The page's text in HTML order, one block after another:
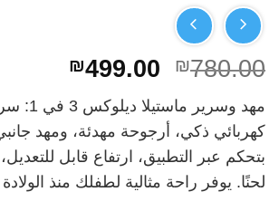
₪780.00
السعر
الأصلي
هو:
₪780.00.
₪499.00 السعر
هو:
₪499.00.
مهد وسرير
كهربائي ذكي، أرجوحة مهدئة، ومهد
لحنًا. يوفر راحة مثالية لطفلك منذ الولادة حتى